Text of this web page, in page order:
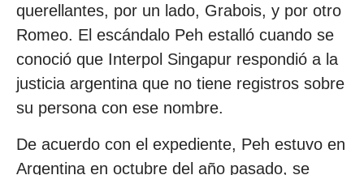
querellantes, por un lado, Grabois, y por otro
Romeo. El escándalo Peh estalló cuando se
conoció que Interpol Singapur respondió a la
justicia argentina que no tiene registros sobre
su persona con ese nombre.
De acuerdo con el expediente, Peh estuvo en
Argentina en octubre del año pasado, se